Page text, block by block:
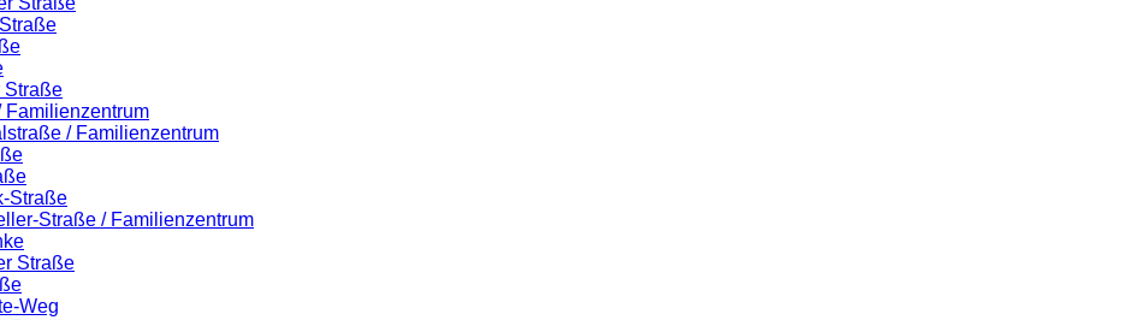
Straße
Familienzentrum
/ Familienzentrum
Straße
Straße / Familienzentrum
Straße
Weg